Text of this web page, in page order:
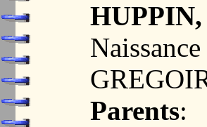
Parents: